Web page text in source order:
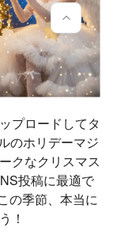
プロードしてタ
のホリデーマジ
クなクリスマス
投稿に最適で
の季節、本当に
！